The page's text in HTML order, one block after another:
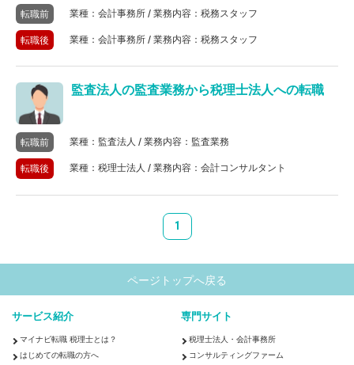
転職前 業種：会計事務所 / 業務内容：税務スタッフ
転職後 業種：会計事務所 / 業務内容：税務スタッフ
監査法人の監査業務から税理士法人への転職
転職前 業種：監査法人 / 業務内容：監査業務
転職後 業種：税理士法人 / 業務内容：会計コンサルタント
1
ページトップへ戻る
サービス紹介
マイナビ転職 税理士とは？
はじめての転職の方へ
専門サイト
税理士法人・会計事務所
コンサルティングファーム